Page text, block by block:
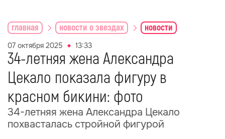
главная новости о звездах новости
07 октября 2025 13:33
34-летняя жена Александра
Цекало показала фигуру в
красном бикини: фото
34-летняя жена Александра Цекало
похвасталась стройной фигурой